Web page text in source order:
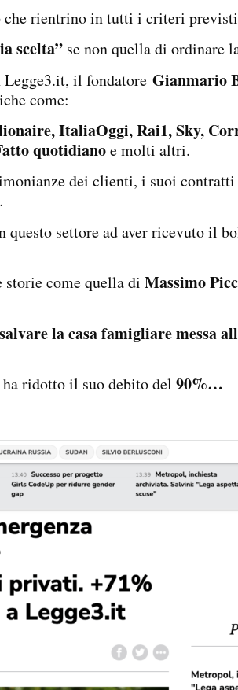
che rientrino in tutti i criteri
scelta” se non quella di ordinare
Legge3.it, il fondatore Gianmario
come:
ItaliaOggi, Rai1, Sky,
quotidianoe molti altri.
dei clienti, i suoi
questo settore ad aver ricevuto il
storie come quella di Massimo
salvare la casa famigliare messa
ridotto il suo debito del 90%…